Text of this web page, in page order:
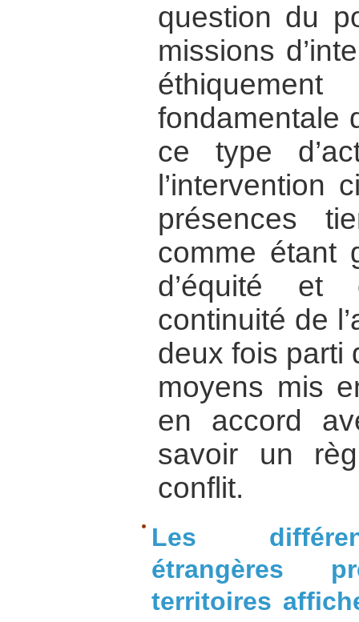
question du
missions
fondamentale
ce type
l’intervention
présences
comme étant
d’équité et
continuité de
deux fois parti
moyens mis
en accord
savoir un
conflit.
Les
étrangères
territoires